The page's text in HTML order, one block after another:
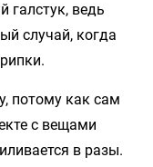
галстук, ведь
случай, когда
потому как сам
с вещами
в разы.